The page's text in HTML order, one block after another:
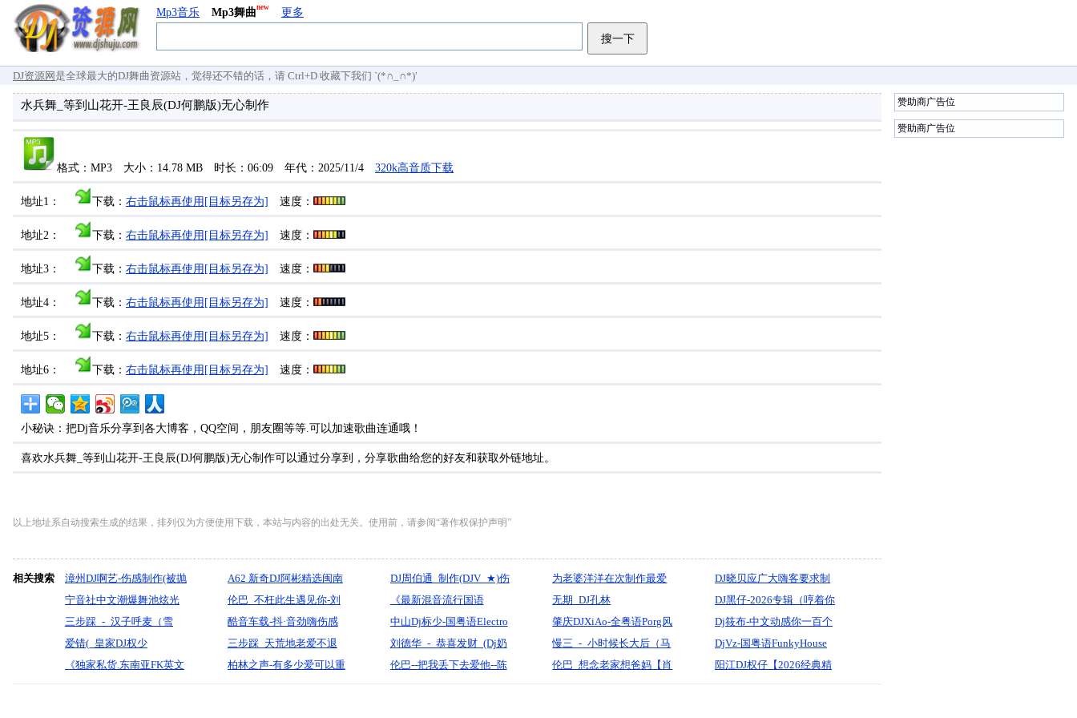
Mp3音乐 Mp3舞曲new 更多
搜一下
DJ资源网 是全球最大的DJ舞曲资源站，觉得还不错的话，请 Ctrl+D 收藏下我们 `(*∩_∩*)′
赞助商广告位
赞助商广告位
水兵舞_等到山花开-王良辰(DJ何鹏版)无心制作
格式：MP3 大小：14.78 MB 时长：06:09 年代：2025/11/4 320k高音质下载
地址1： 下载： 右击鼠标再使用[目标另存为] 速度：
地址2： 下载： 右击鼠标再使用[目标另存为] 速度：
地址3： 下载： 右击鼠标再使用[目标另存为] 速度：
地址4： 下载： 右击鼠标再使用[目标另存为] 速度：
地址5： 下载： 右击鼠标再使用[目标另存为] 速度：
地址6： 下载： 右击鼠标再使用[目标另存为] 速度：
小秘诀：把Dj音乐分享到各大博客，QQ空间，朋友圈等等.可以加速歌曲连通哦！
喜欢水兵舞_等到山花开-王良辰(DJ何鹏版)无心制作可以通过分享到，分享歌曲给您的好友和获取外链地址。
以上地址系自动搜索生成的结果，排列仅为方便使用下载，本站与内容的出处无关。使用前，请参阅“著作权保护声明”
相关搜索
漳州DJ啊艺-伤感制作(被抛
弃的人)漫步9月情歌全中
文慢摇串烧
A62 新奇DJ阿彬精选闽南
语混音制作CLUB
DJ周伯通_制作(DJV_★)伤
感国语全
为老婆洋洋在次制作最爱
CULB串烧
DJ晓贝应广大嗨客要求制
作
宁音社中文潮爆舞池炫光
风暴律动无限老歌嗨翻今
夜绝不散场-DJ余意
伦巴_不枉此生遇见你-刘
晓超-无心制作
《最新混音流行国语
MelbourneBounce超嗨电
音串烧B》Dj_Anson_Mix
无期_DJ孔林
_Prog_Hosue_ReMix
DJ黑仔-2026专辑（哼着你
爱听的歌）国粤语
FunkyHouse慢摇串烧
三步踩_-_汉子呼麦（雪
叔）『默寫制作』
酷音车载-抖·音劲嗨伤感
DJ《问风问雨爱你我尽力
了》车载靓碟-Dj小峰
中山Dj标少-国粤语Electro
音乐一击即中谢霆锋Party
专辑串烧
肇庆DJXiAo-全粤语Porg风
格精选音乐打造包房80后
客人专属订制慢摇嗨友系
Dj筱布-中文动感你一百个
放心下辈子不一定还能遇
见你ProgHouse专辑
爱错(_皇家DJ权少
ProgHouse_Mix)国语男声
三步踩_天荒地老爱不退
场-琳歌.月下思故人-无心
刘德华_-_恭喜发财_(Dj奶
盖_Electro_2025_Mix)_Dj
慢三_-_小时候长大后（马
健南）『默寫制作』
DjVz-国粤语FunkyHouse
音乐七月迪吧中文慢摇串
《独家私货.东南亚FK英文
柏林之声-有多少爱可以重
伦巴--把我丢下去爱他--陈
伦巴_想念老家想爸妈【肖
阳江DJ权仔【2026经典精